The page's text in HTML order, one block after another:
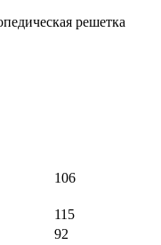
решетка
106
115
92